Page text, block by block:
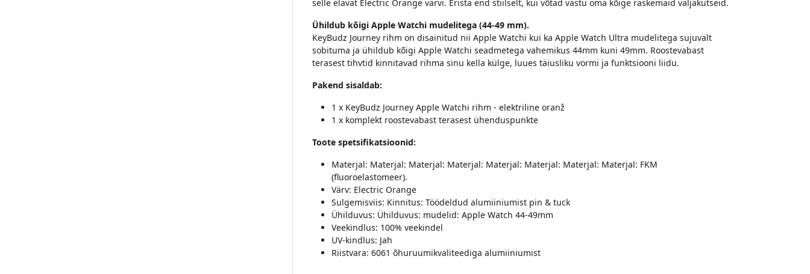
selle elavat Electric Orange värvi. Erista end stiilselt, kui võtad vastu oma kõige raskemaid väljakutseid.
Ühildub kõigi Apple Watchi mudelitega (44-49 mm).
KeyBudz Journey rihm on disainitud nii Apple Watchi kui ka Apple Watch Ultra mudelitega sujuvalt
sobituma ja ühildub kõigi Apple Watchi seadmetega vahemikus 44mm kuni 49mm. Roostevabast
terasest tihvtid kinnitavad rihma sinu kella külge, luues täiusliku vormi ja funktsiooni liidu.
Pakend sisaldab:
1 x KeyBudz Journey Apple Watchi rihm - elektriline oranž
1 x komplekt roostevabast terasest ühenduspunkte
Toote spetsifikatsioonid:
Materjal: Materjal: Materjal: Materjal: Materjal: Materjal: Materjal: Materjal: FKM
(fluoroelastomeer).
Värv: Electric Orange
Sulgemisviis: Kinnitus: Töödeldud alumiiniumist pin & tuck
Ühilduvus: Ühilduvus: mudelid: Apple Watch 44-49mm
Veekindlus: 100% veekindel
UV-kindlus: Jah
Riistvara: 6061 õhuruumikvaliteediga alumiiniumist